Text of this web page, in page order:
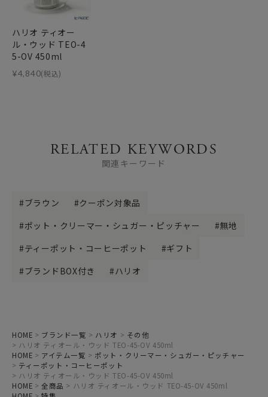
ハリオ ティオー
ル・ウッド TEO-4
5-OV 450ml
¥4,840(税込)
RELATED KEYWORDS
関連キーワード
ブラウン
クーポン対象品
ポット・クリーマー・シュガー・ピッチャー
無地
ティーポット・コーヒーポット
ギフト
ブランドBOX付き
ハリオ
HOME ブランド一覧 ハリオ
その他
ハリオ ティオール・ウッド TEO-45-OV 450ml
HOME
アイテム一覧
ポット・クリーマー・シュガー・ピッチャー
ティーポット・コーヒーポット
ハリオ ティオール・ウッド TEO-45-OV 450ml
HOME
全商品
ハリオ ティオール・ウッド TEO-45-OV 450ml